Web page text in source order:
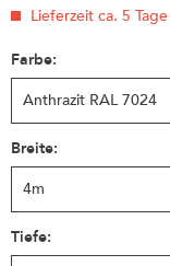
Lieferzeit ca. 5 Tage
Farbe:
Breite:
Tiefe: